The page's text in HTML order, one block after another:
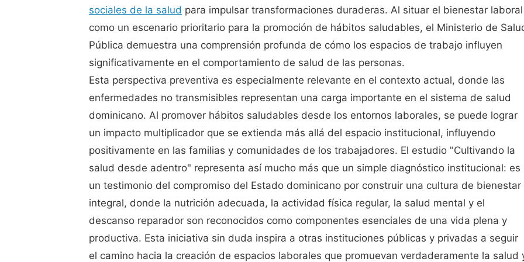
sociales de la salud para impulsar transformaciones duraderas. Al situar el bienestar laboral
como un escenario prioritario para la promoción de hábitos saludables, el Ministerio de
Pública demuestra una comprensión profunda de cómo los espacios de trabajo influyen
significativamente en el comportamiento de salud de las personas.
Esta perspectiva preventiva es especialmente relevante en el contexto actual, donde las
enfermedades no transmisibles representan una carga importante en el sistema de salud
dominicano. Al promover hábitos saludables desde los entornos laborales, se puede lograr
un impacto multiplicador que se extienda más allá del espacio institucional, influyendo
positivamente en las familias y comunidades de los trabajadores. El estudio "Cultivando la
salud desde adentro" representa así mucho más que un simple diagnóstico institucional: es
un testimonio del compromiso del Estado dominicano por construir una cultura de bienestar
integral, donde la nutrición adecuada, la actividad física regular, la salud mental y el
descanso reparador son reconocidos como componentes esenciales de una vida plena y
productiva. Esta iniciativa sin duda inspira a otras instituciones públicas y privadas a seguir
el camino hacia la creación de espacios laborales que promuevan verdaderamente la salud